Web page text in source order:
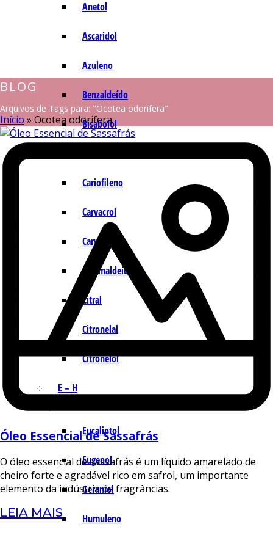
Anetol
Ascaridol
Azuleno
Benzaldeído
Bisabolol
Cariofileno
Carvacrol
Carvona
Cinamaldeído
Citral
Citronelal
Citronelol
E – H
Eucaliptol
Eugenol
Geraniol
Humuleno
BLOG
Arquivos de Tags para: "Ocotea odorifera"
Início » Ocotea odorifera
Óleo Essencial de Sassafrás
O óleo essencial de sassafrás é um líquido amarelado de
cheiro forte e agradável rico em safrol, um importante
elemento da indústria de fragrâncias.
LEIA MAIS